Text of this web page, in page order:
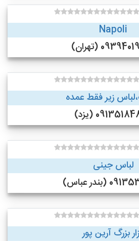
Napoli
(تهران)
زیر فقط عمده
(یزد)
لباس جینی
(بندر عباس)
بزرگ آرین پور